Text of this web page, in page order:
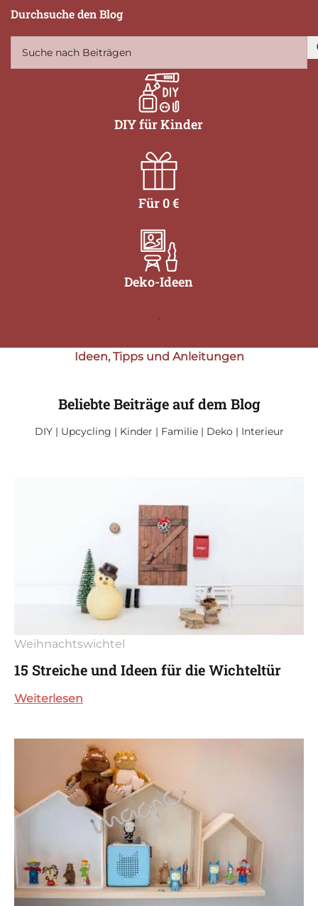
Durchsuche den Blog
DIY für Kinder
.
Für 0 €
.
Deko-Ideen
.
Ideen, Tipps und Anleitungen
Beliebte Beiträge auf dem Blog
DIY | Upcycling | Kinder | Familie | Deko | Interieur
Weihnachtswichtel
15 Streiche und Ideen für die Wichteltür
Weiterlesen